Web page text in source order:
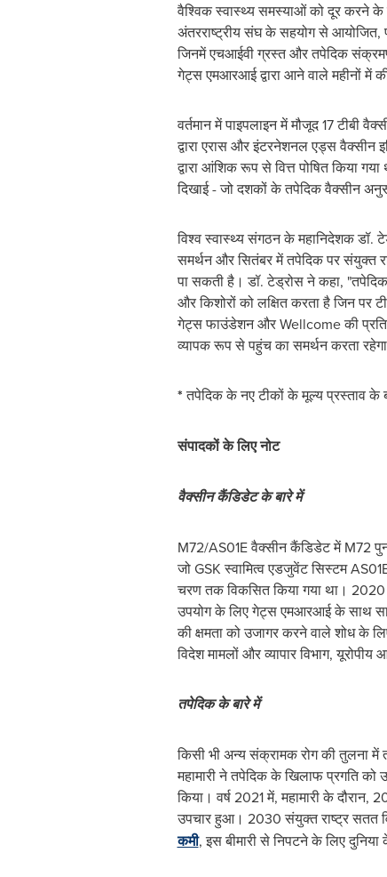
वैश्विक स्वास्थ्य समस्याओं को दूर करने के
अंतरराष्ट्रीय संघ के सहयोग से आयोजित,
जिनमें एचआईवी ग्रस्त और तपेदिक संक्रमण
गेट्स एमआरआई द्वारा आने वाले महीनों में
वर्तमान में पाइपलाइन में मौजूद 17
द्वारा एरास और इंटरनेशनल एड्स
द्वारा आंशिक रूप से वित्त पोषित किया
दिखाई - जो दशकों के तपेदिक वैक्सीन
विश्व स्वास्थ्य संगठन के महानिदेशक डॉ.
समर्थन और सितंबर में तपेदिक पर संयुक्त
पा सकती है। डॉ. टेड्रोस ने कहा,
और किशोरों को लक्षित करता है जिन पर
गेट्स फाउंडेशन और Wellcome की
व्यापक रूप से पहुंच का समर्थन करता
*तपेदिक के नए टीकों के मूल्य प्रस्ताव के
संपादकोंकेलिएनोट
वैक्सीनकैंडिडेटकेबारेमें
M72/AS01E वैक्सीन कैंडिडेट में M72
जो GSK स्वामित्व एडजुवेंट सिस्टम
चरण तक विकसित किया गया था।
उपयोग के लिए गेट्स एमआरआई के साथ
की क्षमता को उजागर करने वाले शोध के
विदेश मामलों और व्यापार विभाग,
तपेदिककेबारेमें
किसी भी अन्य संक्रामक रोग की तुलना में
महामारी ने तपेदिक के खिलाफ प्रगति को
किया। वर्ष 2021 में, महामारी के दौरान,
उपचार हुआ। 2030 संयुक्त राष्ट्र सतत
कमी, इस बीमारी से निपटने के लिए